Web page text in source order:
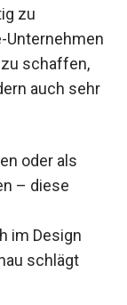
zu
Unternehmen
schaffen,
auch sehr
oder als
– diese
im Design
schlägt